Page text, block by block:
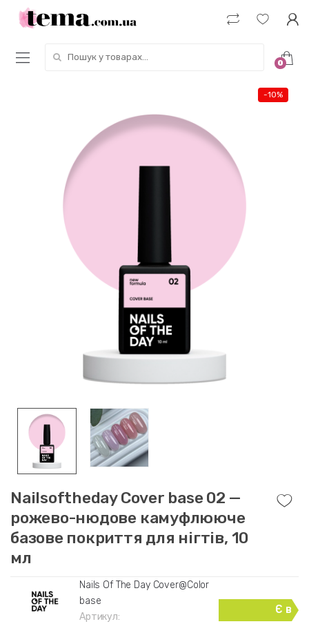
0
-10%
Nailsoftheday Cover base 02 —
рожево-нюдове камуфлююче
базове покриття для нігтів, 10
мл
Nails Of The Day Cover@Color
base
Артикул:
Є в